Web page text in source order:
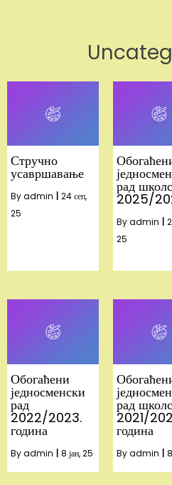
Стручно
усавршавање
Byadmin 24сеп,
25
рад
2025/
Byadmin
25
Обогаћени
једносменски
рад
2022/2023.
година
Byadmin 8 јан, 25
рад
2021/
година
Byadmin 8